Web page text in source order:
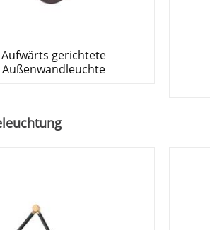
Aufwärts gerichtete
Außenwandleuchte